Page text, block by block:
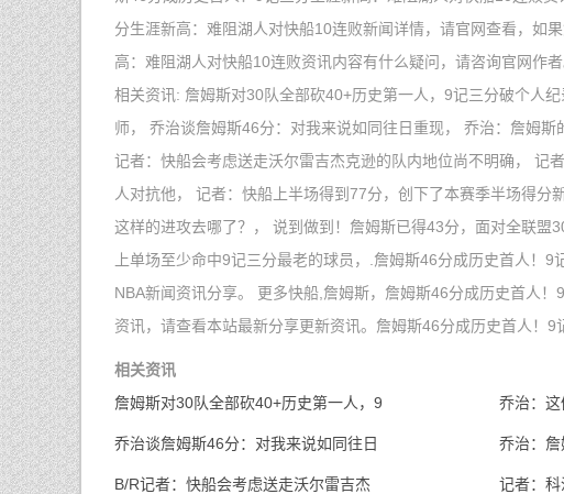
分生涯新高：难阻湖人对快船10连败新闻详情，请官网查看，如
高：难阻湖人对快船10连败资讯内容有什么疑问，请咨询官网作者
相关资讯: 詹姆斯对30队全部砍40+历史第一人，9记三分破个人
师， 乔治谈詹姆斯46分：对我来说如同往日重现， 乔治：詹姆
记者：快船会考虑送走沃尔雷吉杰克逊的队内地位尚不明确， 记
人对抗他， 记者：快船上半场得到77分，创下了本赛季半场得分
这样的进攻去哪了？， 说到做到！詹姆斯已得43分，面对全联盟
上单场至少命中9记三分最老的球员，.詹姆斯46分成历史首人！
NBA新闻资讯分享。 更多快船,詹姆斯，詹姆斯46分成历史首人
资讯，请查看本站最新分享更新资讯。詹姆斯46分成历史首人！
相关资讯
詹姆斯对30队全部砍40+历史第一人，9
乔治：
乔治谈詹姆斯46分：对我来说如同往日 乔治：
B/R记者：快船会考虑送走沃尔雷吉杰 记者：